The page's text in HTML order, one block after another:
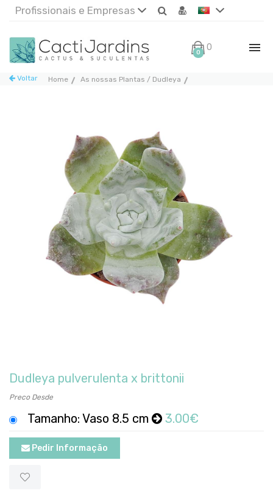
Profissionais e Empresas
0 0€
Home As nossas Plantas / Dudleya
Voltar
Dudleya pulverulenta x brittonii
Preco Desde
Tamanho: Vaso 8.5 cm 3.00€
Pedir Informação